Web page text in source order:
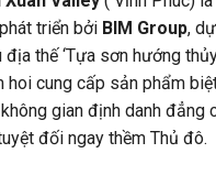
triển bởi BIM Group,
thế ‘Tựa sơn hướng
hoi cung cấp sản phẩm
gian định danh đẳng
đối ngay thềm Thủ đô.